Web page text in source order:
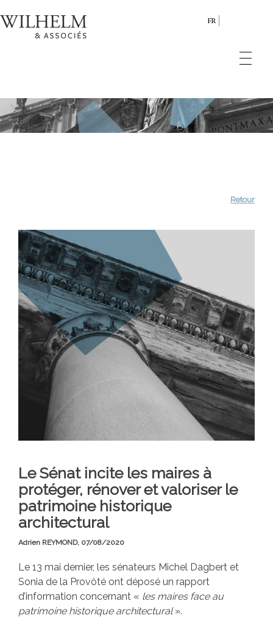
FR
Retour
Le Sénat incite les maires à
protéger, rénover et valoriser le
patrimoine historique
architectural
Adrien REYMOND, 07/08/2020
Le 13 mai dernier, les sénateurs Michel Dagbert et
Sonia de la Provôté ont déposé un rapport
d’information concernant « les maires face au
patrimoine historique architectural».